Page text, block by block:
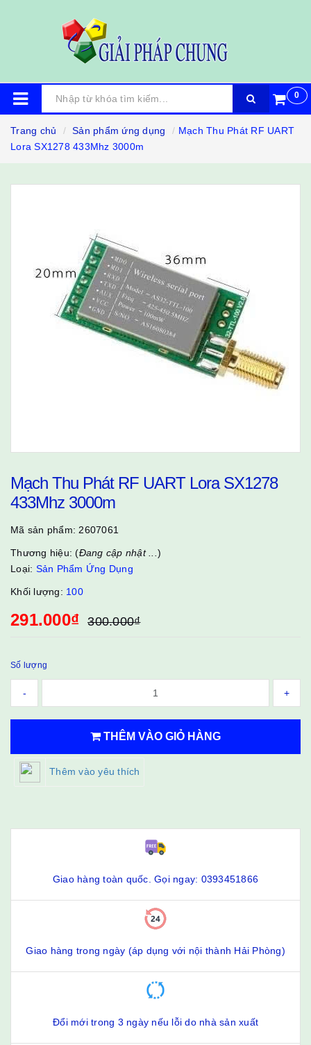
0
Trang chủ Sản phẩm ứng dụng
Mạch Thu Phát RF UART
Lora SX1278 433Mhz 3000m
Mạch Thu Phát RF UART Lora SX1278
433Mhz 3000m
Mã sản phẩm: 2607061
Thương hiệu: (Đang cập nhật ... )
Loại: Sản Phẩm Ứng Dụng
Khối lượng: 100
291.000₫ 300.000₫
Số lượng
- +
THÊM VÀO GIỎ HÀNG
Thêm vào yêu thích
Giao hàng toàn quốc. Gọi ngay: 0393451866
Giao hàng trong ngày (áp dụng với nội thành Hải Phòng)
Đổi mới trong 3 ngày nếu lỗi do nhà sản xuất